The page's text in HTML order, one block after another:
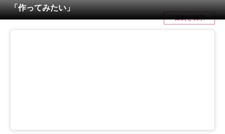
メディア
注目記事を集めた総合ページ
ビジネスと働き方のヒント
「作ってみたい」
目次を表示